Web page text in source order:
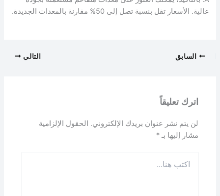
عالية. الأسعار تقل بنسبة تصل إلى 50% مقارنة بالمعدات الجديدة.
السابق التالي
اترك تعليقاً
لن يتم نشر عنوان بريدك الإلكتروني.
الحقول الإلزامية
مشار إليها بـ*
هنا...